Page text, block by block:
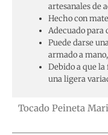
artesanales de
Hecho con
Adecuado para
Puede darse
armado a
Debido a que
una ligera
Tocado Peineta